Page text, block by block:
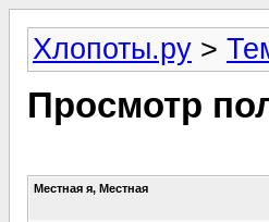
Хлопоты.ру >
Просмотр
Местная я, Местная